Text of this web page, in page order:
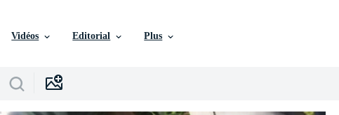
Vidéos Editorial Plus